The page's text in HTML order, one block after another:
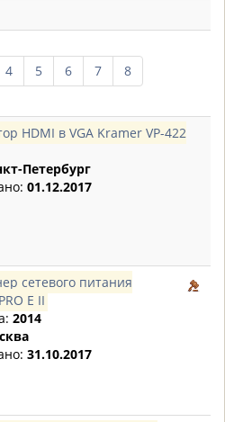
4 5 6 7 8
HDMI в VGA Kramer VP-422
Петербург
01.12.2017
сетевого питания
E II
2014
31.10.2017